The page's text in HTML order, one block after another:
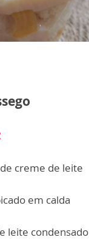
creme de leite
em calda
leite condensado